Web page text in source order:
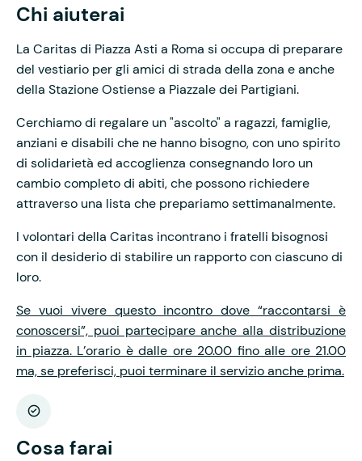
Chi aiuterai
La Caritas di Piazza Asti a Roma si occupa di preparare
del vestiario per gli amici di strada della zona e anche
della Stazione Ostiense a Piazzale dei Partigiani.
Cerchiamo di regalare un "ascolto" a ragazzi, famiglie,
anziani e disabili che ne hanno bisogno, con uno spirito
di solidarietà ed accoglienza consegnando loro un
cambio completo di abiti, che possono richiedere
attraverso una lista che prepariamo settimanalmente.
I volontari della Caritas incontrano i fratelli bisognosi
con il desiderio di stabilire un rapporto con ciascuno di
loro.
Se vuoi vivere questo incontro dove “raccontarsi è
conoscersi”, puoi partecipare anche alla distribuzione
in piazza. L’orario è dalle ore 20.00 fino alle ore 21.00
ma, se preferisci, puoi terminare il servizio anche prima.
Cosa farai